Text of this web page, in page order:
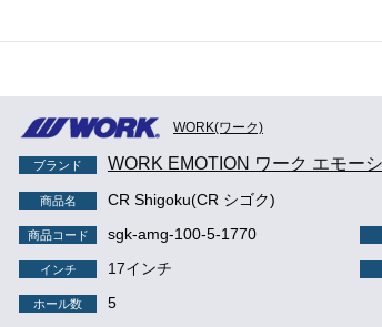
WORK(ワーク)
ブランド WORK EMOTION ワーク エモー
商品名 CR Shigoku(CR シゴク)
商品コード sgk-amg-100-5-1770
インチ 17インチ
ホール数 5